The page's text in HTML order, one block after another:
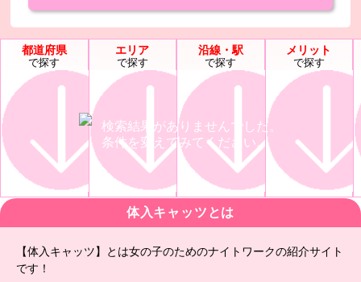
都道府県
で探す
エリア
で探す
沿線・駅
で探す
メリット
で探す
検索結果がありませんでした。
条件を変えてみてください。
体入キャッツとは
【体入キャッツ】とは女の子のためのナイトワークの紹介サイト
です！